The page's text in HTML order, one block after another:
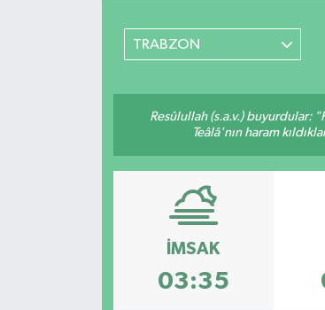
TRABZON
Resûlullah (s.a.v.) buyurdular:
Teâlâ'nın haram
İMSAK
03:35